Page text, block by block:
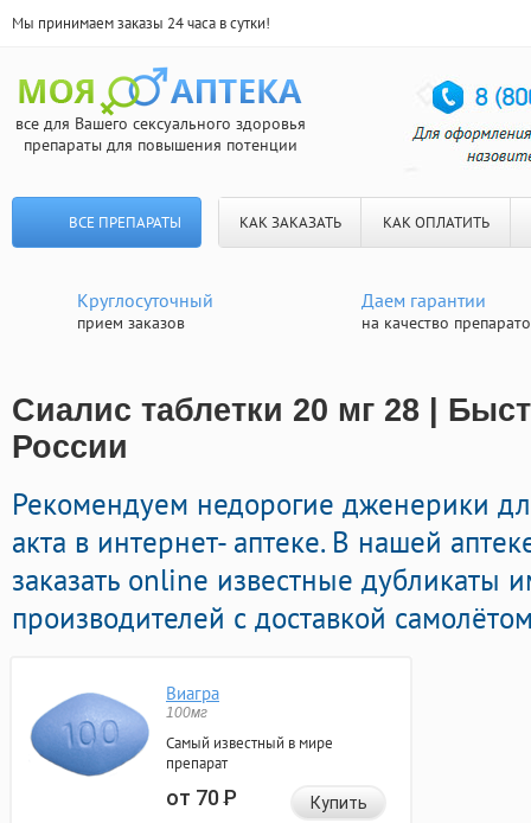
Мы принимаем заказы 24 часа в сутки!
все для Вашего сексуального здоровья
препараты для повышения потенции
ВСЕ ПРЕПАРАТЫ КАК ЗАКАЗАТЬ КАК ОПЛАТИТЬ
Круглосуточный
прием заказов
Даем гарантии
на качество
Сиалис таблетки 20 мг 28 |
России
Рекомендуем недорогие дженерики
акта в интернет- аптеке. В нашей
заказать online известные дубликаты
производителей с доставкой
Виагра
100мг
Самый известный в мире
препарат
от 70Р Купить